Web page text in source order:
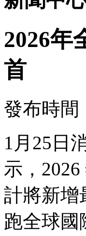
2026年
首
發布時間
1月25日
示，
計將新增
跑全球國